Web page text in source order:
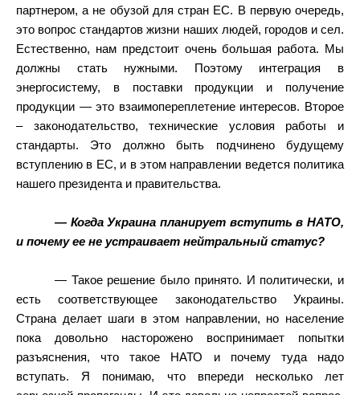
партнером, а не обузой для стран ЕС. В первую очередь,
это вопрос стандартов жизни наших людей, городов и сел.
Естественно, нам предстоит очень большая работа. Мы
должны стать нужными. Поэтому интеграция в
энергосистему, в поставки продукции и получение
продукции — это взаимопереплетение интересов. Второе
– законодательство, технические условия работы и
стандарты. Это должно быть подчинено будущему
вступлению в ЕС, и в этом направлении ведется политика
нашего президента и правительства.
— Когда Украина планирует вступить в НАТО,
и почему ее не устраивает нейтральный статус?
— Такое решение было принято. И политически, и
есть соответствующее законодательство Украины.
Страна делает шаги в этом направлении, но население
пока довольно насторожено воспринимает попытки
разъяснения, что такое НАТО и почему туда надо
вступать. Я понимаю, что впереди несколько лет